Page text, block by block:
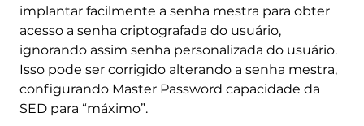
implantar facilmente a senha mestra para obter
acesso a senha criptografada do usuário,
ignorando assim senha personalizada do usuário.
Isso pode ser corrigido alterando a senha mestra,
configurando Master Password capacidade da
SED para “máximo”.